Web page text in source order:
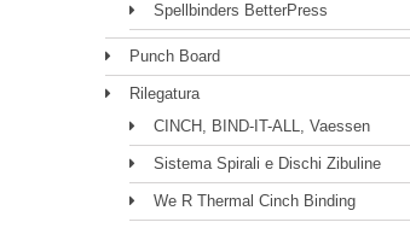
Spellbinders BetterPress
Punch Board
Rilegatura
CINCH, BIND-IT-ALL, Vaessen
Sistema Spirali e Dischi Zibuline
We R Thermal Cinch Binding